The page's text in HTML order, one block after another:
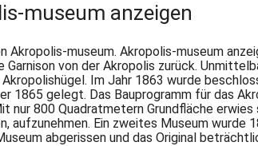
museum anzeigen
Akropolis-museum. Akropolis-museum
Garnison von der Akropolis zurück.
Im Jahr 1863 wurde
1865 gelegt. Das Bauprogramm für das
nur 800 Quadratmetern Grundfläche erwies
aufzunehmen. Ein zweites Museum
abgerissen und das Original